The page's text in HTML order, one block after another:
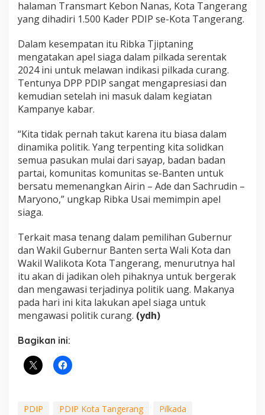
halaman Transmart Kebon Nanas, Kota Tangerang
yang dihadiri 1.500 Kader PDIP se-Kota Tangerang.
Dalam kesempatan itu Ribka Tjiptaning
mengatakan apel siaga dalam pilkada serentak
2024 ini untuk melawan indikasi pilkada curang.
Tentunya DPP PDIP sangat mengapresiasi dan
kemudian setelah ini masuk dalam kegiatan
Kampanye kabar.
“Kita tidak pernah takut karena itu biasa dalam
dinamika politik. Yang terpenting kita solidkan
semua pasukan mulai dari sayap, badan badan
partai, komunitas komunitas se-Banten untuk
bersatu memenangkan Airin – Ade dan Sachrudin –
Maryono,” ungkap Ribka Usai memimpin apel
siaga.
Terkait masa tenang dalam pemilihan Gubernur
dan Wakil Gubernur Banten serta Wali Kota dan
Wakil Walikota Kota Tangerang, menurutnya hal
itu akan di jadikan oleh pihaknya untuk bergerak
dan mengawasi terjadinya politik uang. Makanya
pada hari ini kita lakukan apel siaga untuk
mengawasi politik curang. (ydh)
Bagikan ini:
PDIP PDIP Kota Tangerang
Pilkada